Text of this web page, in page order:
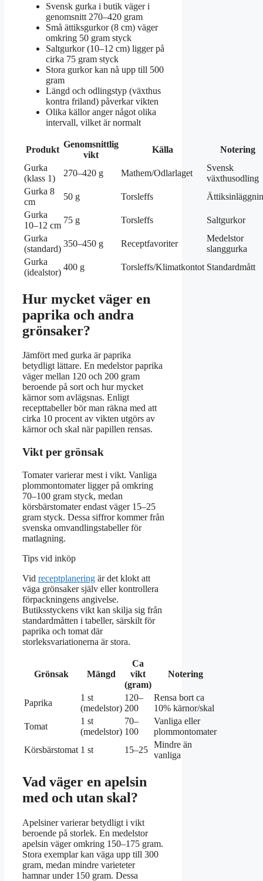
Svensk gurka i butik väger i
genomsnitt 270–420 gram
Små ättiksgurkor (8 cm) väger
omkring 50 gram styck
Saltgurkor (10–12 cm) ligger på
cirka 75 gram styck
Stora gurkor kan nå upp till 500
gram
Längd och odlingstyp (växthus
kontra friland) påverkar vikten
Olika källor anger något olika
intervall, vilket är normalt
Produkt
Genomsnittlig
vikt
Källa
Notering
Gurka
(klass 1)
270–420 g Mathem/Odlarlaget
Svensk
växthusodling
Gurka 8
cm
50 g Torsleffs
Gurka
10–12 cm
75 g Torsleffs
Saltgurkor
Gurka
(standard)
350–450 g Receptfavoriter
Medelstor
slanggurka
Gurka
(idealstor)
400 g Torsleffs/Klimatkontot Standardmått
Hur mycket väger en
paprika och andra
grönsaker?
Jämfört med gurka är paprika
betydligt lättare. En medelstor paprika
väger mellan 120 och 200 gram
beroende på sort och hur mycket
kärnor som avlägsnas. Enligt
recepttabeller bör man räkna med att
cirka 10 procent av vikten utgörs av
kärnor och skal när papillen rensas.
Vikt per grönsak
Tomater varierar mest i vikt. Vanliga
plommontomater ligger på omkring
70–100 gram styck, medan
körsbärstomater endast väger 15–25
gram styck. Dessa siffror kommer från
svenska omvandlingstabeller för
matlagning.
Tips vid inköp
Vid receptplanering är det klokt att
väga grönsaker själv eller kontrollera
förpackningens angivelse.
Butiksstyckens vikt kan skilja sig från
standardmåtten i tabeller, särskilt för
paprika och tomat där
storleksvariationerna är stora.
Grönsak Mängd
Ca
vikt
(gram)
Notering
Paprika
1 st
(medelstor)
120–
200
Rensa bort ca
10% kärnor/skal
Tomat
1 st
(medelstor)
70–
100
Vanliga eller
plommontomater
Körsbärstomat 1 st 15–25
Mindre än
vanliga
Vad väger en apelsin
med och utan skal?
Apelsiner varierar betydligt i vikt
beroende på storlek. En medelstor
apelsin väger omkring 150–175 gram.
Stora exemplar kan väga upp till 300
gram, medan mindre varieteter
hamnar under 150 gram. Dessa